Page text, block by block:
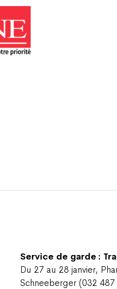
Service de garde :
Du 27 au 28 janvier,
Schneeberger (032